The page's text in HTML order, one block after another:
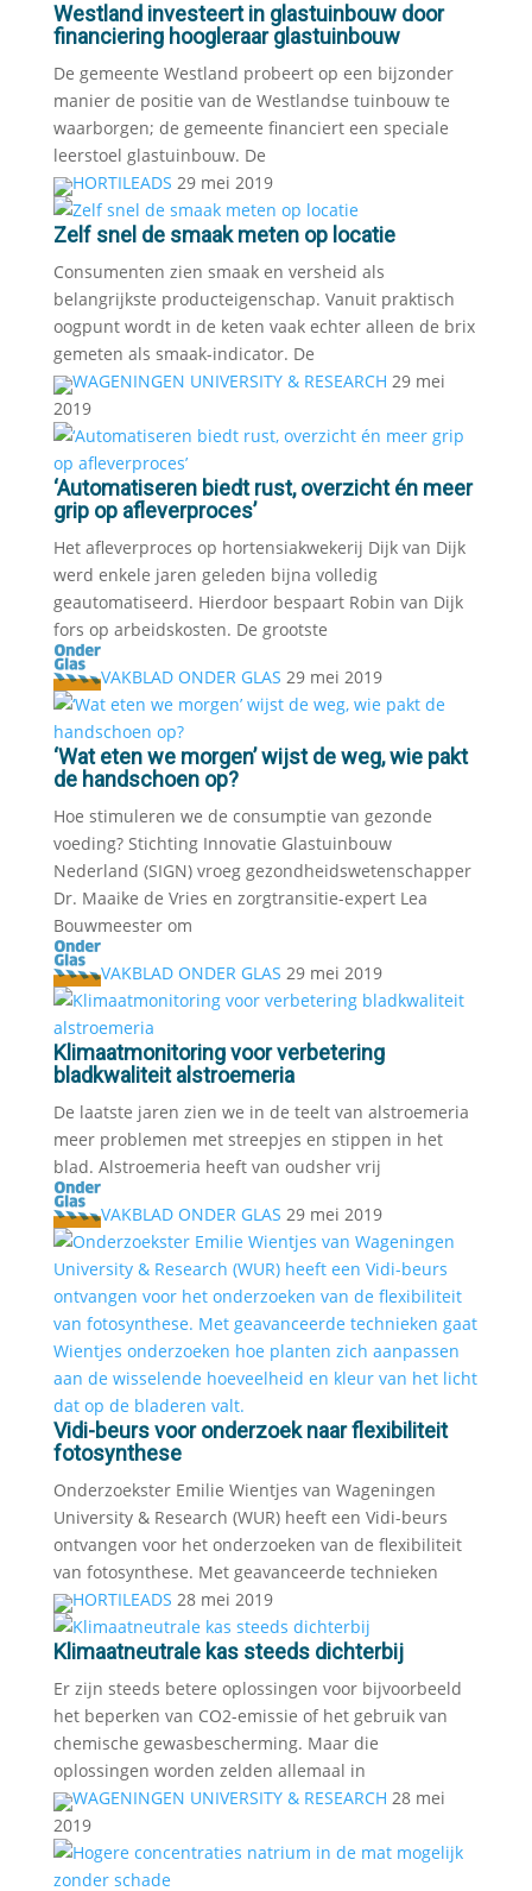
Westland investeert in glastuinbouw door
financiering hoogleraar glastuinbouw
De gemeente Westland probeert op een bijzonder
manier de positie van de Westlandse tuinbouw te
waarborgen; de gemeente financiert een speciale
leerstoel glastuinbouw. De
HORTILEADS 29 mei 2019
Zelf snel de smaak meten op locatie
Consumenten zien smaak en versheid als
belangrijkste producteigenschap. Vanuit praktisch
oogpunt wordt in de keten vaak echter alleen de brix
gemeten als smaak-indicator. De
WAGENINGEN UNIVERSITY & RESEARCH 29 mei
2019
‘Automatiseren biedt rust, overzicht én meer
grip op afleverproces’
Het afleverproces op hortensiakwekerij Dijk van Dijk
werd enkele jaren geleden bijna volledig
geautomatiseerd. Hierdoor bespaart Robin van Dijk
fors op arbeidskosten. De grootste
VAKBLAD ONDER GLAS 29 mei 2019
‘Wat eten we morgen’ wijst de weg, wie pakt
de handschoen op?
Hoe stimuleren we de consumptie van gezonde
voeding? Stichting Innovatie Glastuinbouw
Nederland (SIGN) vroeg gezondheidswetenschapper
Dr. Maaike de Vries en zorgtransitie-expert Lea
Bouwmeester om
VAKBLAD ONDER GLAS 29 mei 2019
Klimaatmonitoring voor verbetering
bladkwaliteit alstroemeria
De laatste jaren zien we in de teelt van alstroemeria
meer problemen met streepjes en stippen in het
blad. Alstroemeria heeft van oudsher vrij
VAKBLAD ONDER GLAS 29 mei 2019
Vidi-beurs voor onderzoek naar flexibiliteit
fotosynthese
Onderzoekster Emilie Wientjes van Wageningen
University & Research (WUR) heeft een Vidi-beurs
ontvangen voor het onderzoeken van de flexibiliteit
van fotosynthese. Met geavanceerde technieken
HORTILEADS 28 mei 2019
Klimaatneutrale kas steeds dichterbij
Er zijn steeds betere oplossingen voor bijvoorbeeld
het beperken van CO2-emissie of het gebruik van
chemische gewasbescherming. Maar die
oplossingen worden zelden allemaal in
WAGENINGEN UNIVERSITY & RESEARCH 28 mei
2019